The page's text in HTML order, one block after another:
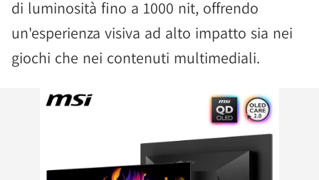
di luminosità fino a 1000 nit, offrendo
un'esperienza visiva ad alto impatto sia nei
giochi che nei contenuti multimediali.